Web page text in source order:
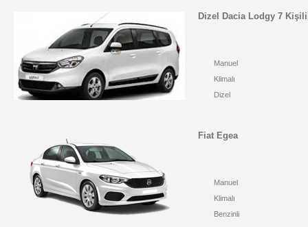
Dizel Dacia Lodgy 7
Manuel
Klimalı
Dizel
Fiat Egea
Manuel
Klimalı
Benzinli